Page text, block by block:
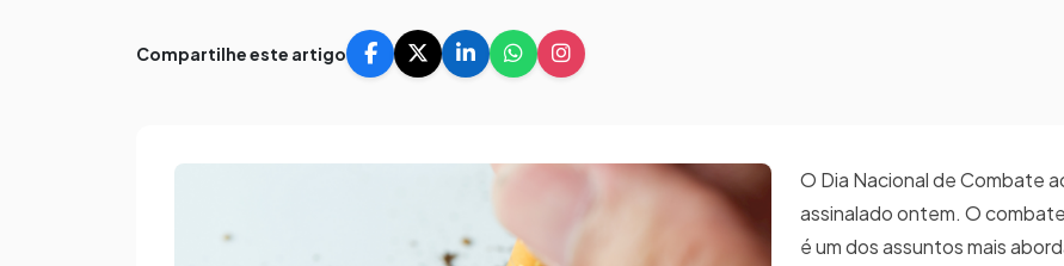
Compartilhe este artigo
O Dia Nacional de Combate
assinalado ontem. O
é um dos assuntos mais